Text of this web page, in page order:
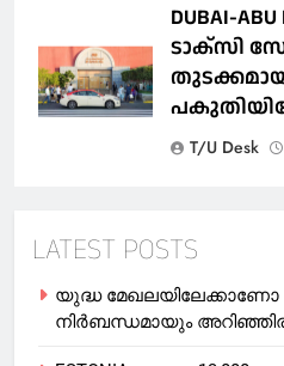
DUBAI-
ടാക്‌സി
T/U Desk
LATEST POSTS
യുദ്ധ
നിര്‍ബന്ധമായും